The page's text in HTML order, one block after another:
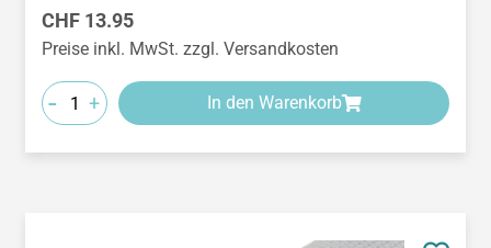
Regulärer Preis:
CHF 13.95
Preise inkl. MwSt. zzgl. Versandkosten
- + In den Warenkorb